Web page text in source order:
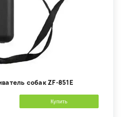
собак ZF-851E
Купить